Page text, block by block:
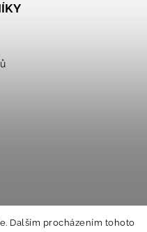
Dalším procházením tohoto